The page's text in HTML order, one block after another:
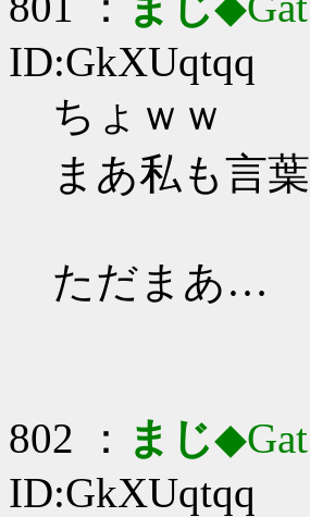
ID:GkXUqtqq
ちょｗｗ
まあ私も言
ただまあ…
802 ： まじ
ID:GkXUqtqq